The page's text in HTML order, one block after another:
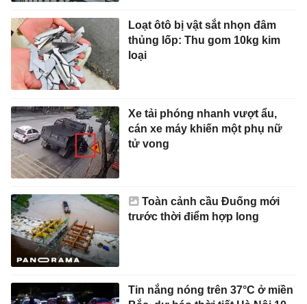
Loạt ôtô bị vật sắt nhọn đâm
thủng lốp: Thu gom 10kg kim
loại
Xe tải phóng nhanh vượt ẩu,
cán xe máy khiến một phụ nữ
tử vong
Toàn cảnh cầu Đuống mới
trước thời điểm hợp long
Tin nắng nóng trên 37°C ở miền